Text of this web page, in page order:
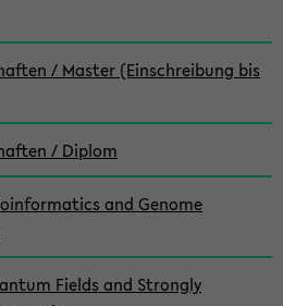
/ Master (Einschreibung bis
/ Diplom
and Genome
Fields and Strongly